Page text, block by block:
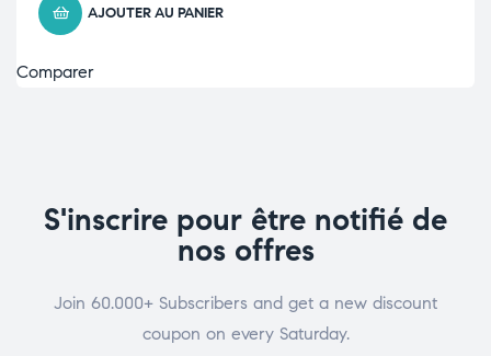
AJOUTER AU PANIER
Comparer
S'inscrire pour être notifié de
nos offres
Join 60.000+ Subscribers and get a new discount
coupon on every Saturday.